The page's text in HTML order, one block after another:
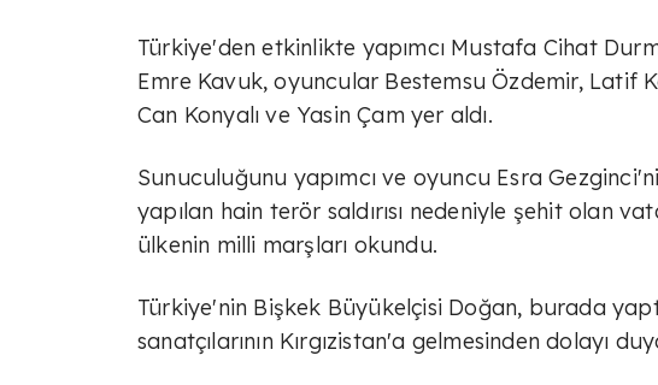
Türkiye'den etkinlikte yapımcı Mustafa Cihat
Emre Kavuk, oyuncular Bestemsu Özdemir, Latif
Can Konyalı ve Yasin Çam yer aldı.
Sunuculuğunu yapımcı ve oyuncu Esra
yapılan hain terör saldırısı nedeniyle şehit olan
ülkenin milli marşları okundu.
Türkiye'nin Bişkek Büyükelçisi Doğan, burada
sanatçılarının Kırgızistan'a gelmesinden dolayı